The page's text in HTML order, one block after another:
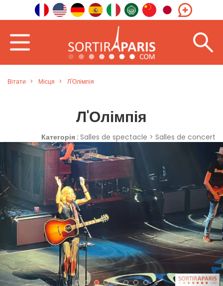
Вітати Місця Л'Олімпія
Л'Олімпія
Категорія : Salles de spectacle > Salles de concert
< >